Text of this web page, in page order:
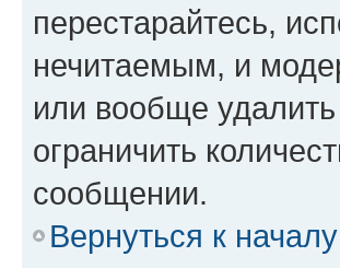
перестарайтесь,
нечитаемым, и
или вообще
ограничить
сообщении.
Вернуться к началу